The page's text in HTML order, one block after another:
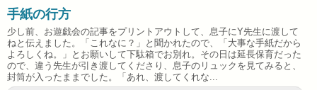
手紙の行方
少し前、お遊戯会の記事をプリントアウトして、息子にY先生に渡して
ねと伝えました。「これなに？」と聞かれたので、「大事な手紙だから
よろしくね。」とお願いして下駄箱でお別れ。その日は延長保育だった
ので、違う先生が引き渡してくださり、息子のリュックを見てみると、
封筒が入ったままでした。「あれ、渡してくれな...